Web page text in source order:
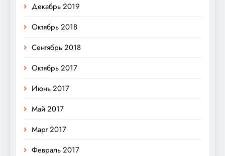
Декабрь 2019
Октябрь 2018
Сентябрь 2018
Октябрь 2017
Июнь 2017
Май 2017
Март 2017
Февраль 2017